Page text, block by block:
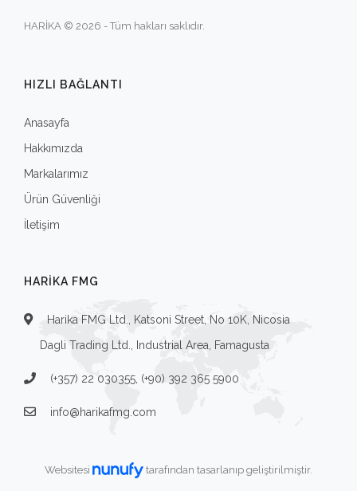
HARİKA © 2026 - Tüm hakları saklıdır.
HIZLI BAĞLANTI
Anasayfa
Hakkımızda
Markalarımız
Ürün Güvenliği
İletişim
HARIKA FMG
Harika FMG Ltd., Katsoni Street, No 10K, Nicosia
Dagli Trading Ltd., Industrial Area, Famagusta
(+357) 22 030355, (+90) 392 365 5900
info@harikafmg.com
Websitesi tarafından tasarlanıp geliştirilmiştir.